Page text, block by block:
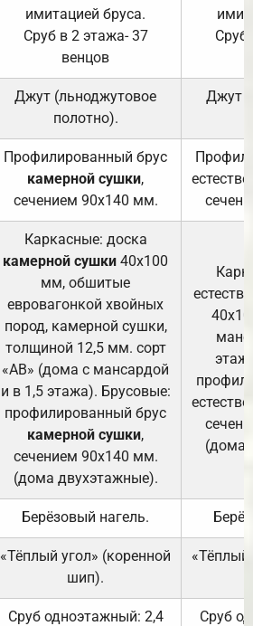
имитацией бруса.
Сруб в 2 этажа- 37
венцов
Сруб
Джут (льноджутовое
полотно).
Джут
Профилированный брус
камерной сушки,
сечением 90х140 мм.
Каркасные: доска
камерной сушки 40х100
мм, обшитые
евровагонкой хвойных
пород, камерной сушки,
толщиной 12,5 мм. сорт
«АВ» (дома с мансардой
и в 1,5 этажа). Брусовые:
профилированный брус
камерной сушки,
сечением 90х140 мм.
(дома двухэтажные).
(дома
Берёзовый нагель.
«Тёплый угол» (коренной
шип).
«Тёплый
Сруб одноэтажный: 2,4
Сруб